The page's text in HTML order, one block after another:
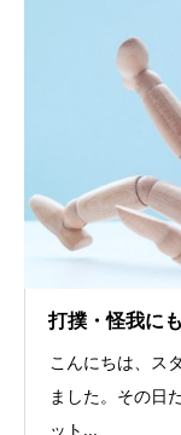
打撲・怪我に
こんにちは、ス
ました。その日
ット...